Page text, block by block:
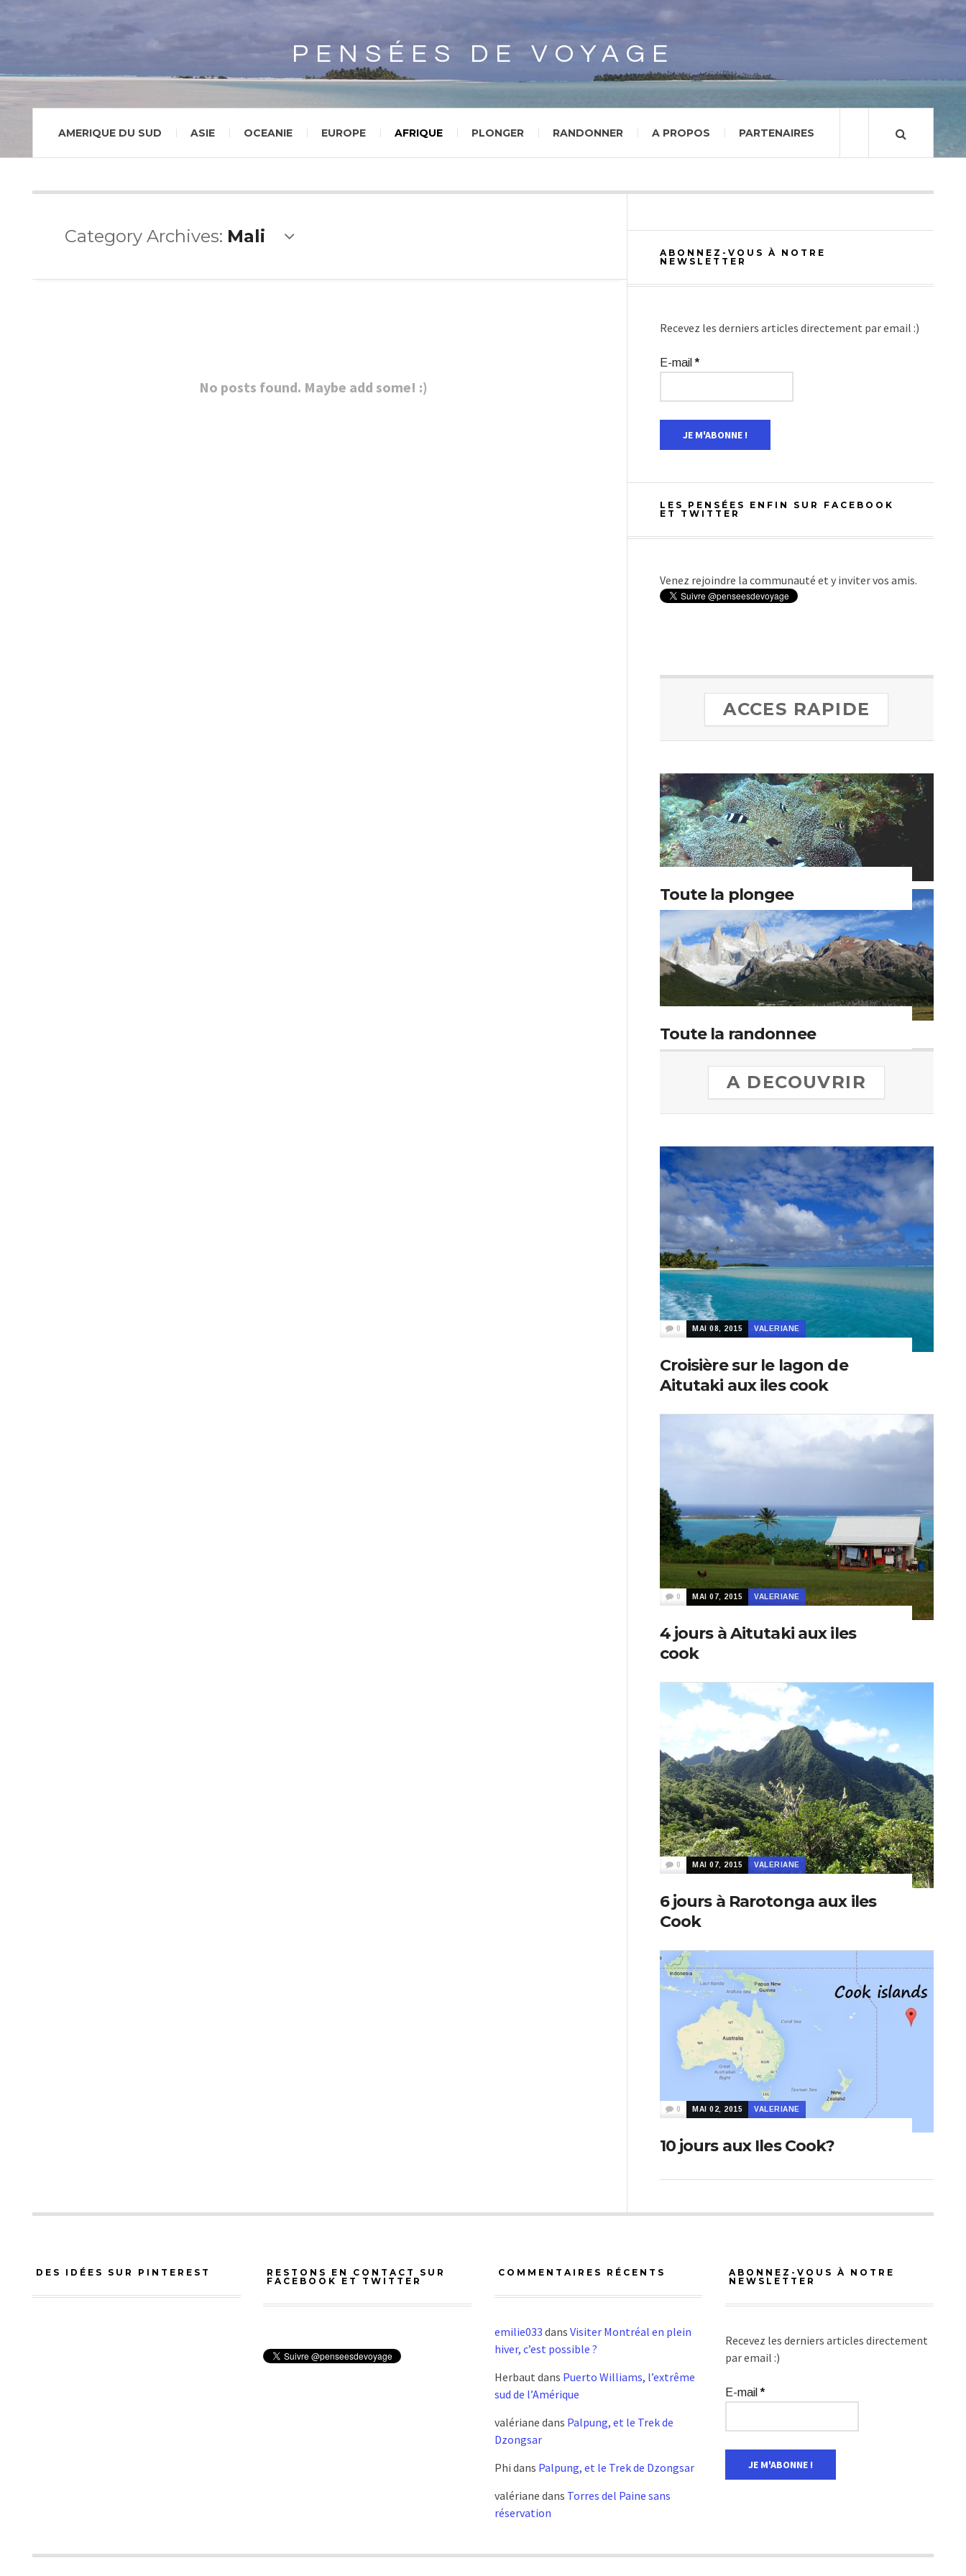
Array
PENSÉES DE VOYAGE
AMERIQUE DU SUD ASIE OCEANIE EUROPE AFRIQUE PLONGER RANDONNER A PROPOS PARTENAIRES
Category Archives: Mali
No posts found. Maybe add some! :)
ABONNEZ-VOUS À NOTRE
NEWSLETTER
Recevez les derniers articles directement par email :)
E-mail*
LES PENSÉES ENFIN SUR FACEBOOK
ET TWITTER
Venez rejoindre la communauté et y inviter vos amis.
ACCES RAPIDE
Toute la plongee
Toute la randonnee
A DECOUVRIR
0 MAI 08, 2015 VALERIANE
Croisière sur le lagon de
Aitutaki aux iles cook
0 MAI 07, 2015 VALERIANE
4 jours à Aitutaki aux iles
cook
0 MAI 07, 2015 VALERIANE
6 jours à Rarotonga aux iles
Cook
0 MAI 02, 2015 VALERIANE
10 jours aux Iles Cook?
DES IDÉES SUR PINTEREST
RESTONS EN CONTACT SUR
FACEBOOK ET TWITTER
COMMENTAIRES RÉCENTS
emilie033 dans Visiter Montréal en plein
hiver, c’est possible ?
Herbaut dans Puerto Williams, l’extrême
sud de l’Amérique
valériane dans Palpung, et le Trek de
Dzongsar
Phi dans Palpung, et le Trek de Dzongsar
valériane dans Torres del Paine sans
réservation
ABONNEZ-VOUS À NOTRE
NEWSLETTER
Recevez les derniers articles directement
par email :)
E-mail*